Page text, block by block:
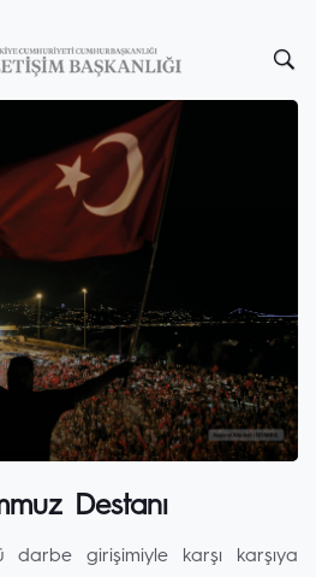
Destanı
darbe girişimiyle karşı karşıya